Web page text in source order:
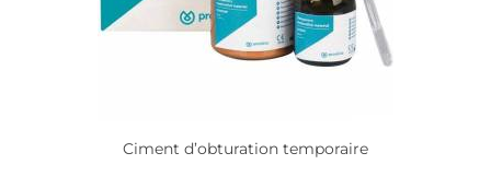
Ciment d’obturation temporaire